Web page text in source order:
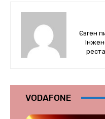
Євген
VODAFONE